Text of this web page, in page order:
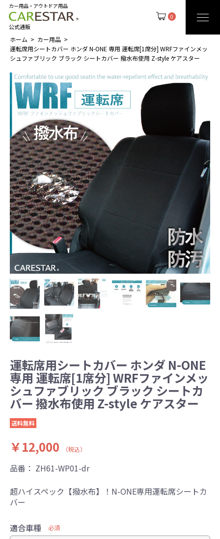
0
カー用品・アウトドア用品
公式通販
ホーム
カー用品
運転席用シートカバー ホンダ N-ONE 専用 運転席[1席分] WRFファインメッ
シュファブリック ブラック シートカバー 撥水布使用 Z-style ケアスター
運転席用シートカバー ホンダ N-ONE
専用 運転席[1席分] WRFファインメッ
シュファブリック ブラック シートカ
バー 撥水布使用 Z-style ケアスター
送料無料
￥12,000 （税込）
品番： ZH61-WP01-dr
超ハイスペック【撥水布】！N-ONE専用運転席シートカ
バー
適合車種 必須